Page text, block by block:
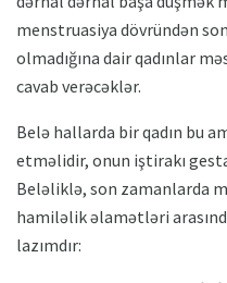
menstruasiya dövründən
olmadığına dair qadınlar
cavab verəcəklər.
Belə hallarda bir qadın bu
etməlidir, onun iştirakı
Beləliklə, son zamanlarda
hamiləlik əlamətləri
lazımdır: